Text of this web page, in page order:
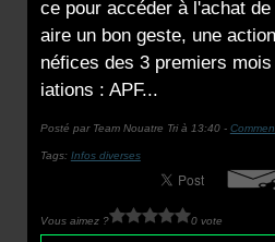
ce pour accéder à l'achat
aire un bon geste, une
néfices des 3 premiers
iations : APF...
Posté par Team Nouatre Tri à 13:40 -
Tags: Infos diverses
Vous aimez ? 0 vote